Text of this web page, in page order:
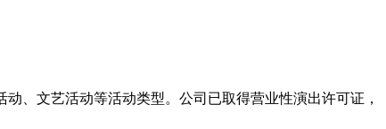
、文艺活动等活动类型。公司已取得营业性演出许可证，